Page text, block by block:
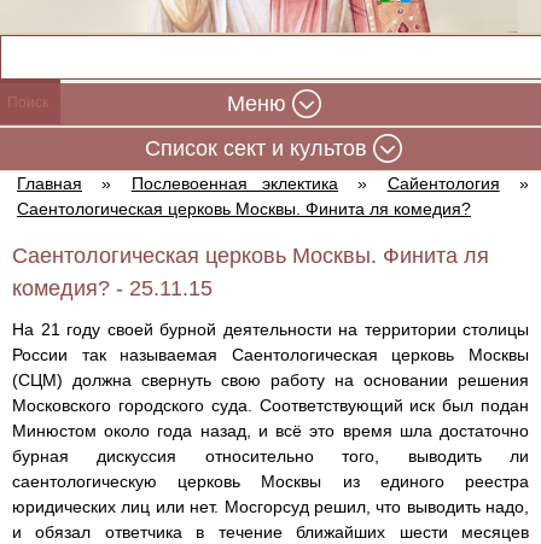
Меню
Cписок сект и культов
Главная » Послевоенная эклектика » Сайентология
»
Саентологическая церковь Москвы. Финита ля комедия?
Саентологическая церковь Москвы. Финита ля
комедия? - 25.11.15
На 21 году своей бурной деятельности на территории столицы
России так называемая Саентологическая церковь Москвы
(СЦМ) должна свернуть свою работу на основании решения
Московского городского суда. Соответствующий иск был подан
Минюстом около года назад, и всё это время шла достаточно
бурная дискуссия относительно того, выводить ли
саентологическую церковь Москвы из единого реестра
юридических лиц или нет. Мосгорсуд решил, что выводить надо,
и обязал ответчика в течение ближайших шести месяцев